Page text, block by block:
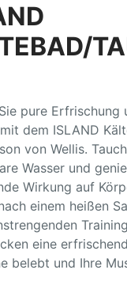
pure Erfrischung
dem ISLAND
von Wellis.
Wasser und
Wirkung auf
einem heißen
eine
belebt und Ihre